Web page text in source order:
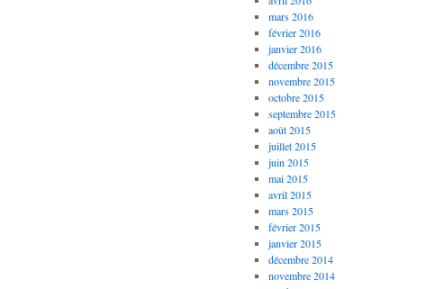
mars 2016
février 2016
janvier 2016
décembre 2015
novembre 2015
octobre 2015
septembre 2015
août 2015
juillet 2015
juin 2015
mai 2015
avril 2015
mars 2015
février 2015
janvier 2015
décembre 2014
novembre 2014